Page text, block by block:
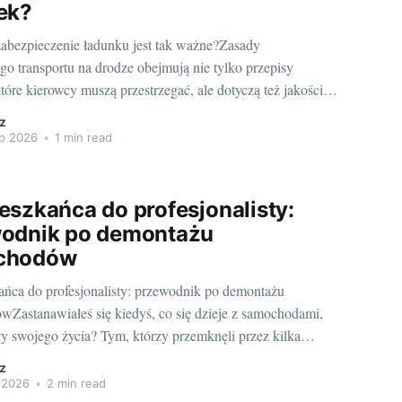
ładunku jest tak ważne?Zasady
transportu na drodze obejmują nie tylko przepisy
kierowcy muszą przestrzegać, ale dotyczą też jakości i
zabezpieczania ładunków jest kluczowe dla
2026 • 1 min read
do profesjonalisty:
po demontażu
do profesjonalisty: przewodnik po demontażu
się kiedyś, co się dzieje z samochodami,
swojego życia? Tym, którzy przemknęli przez kilka
Generalnie, kończą one na takim miejscu jak auto szrot
• 2 min read